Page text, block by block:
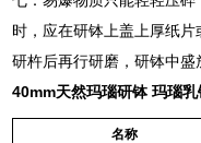
时，应在研钵上盖上厚纸
研杵后再行研磨，研钵中盛
40mm天然玛瑙研钵 玛瑙
名称